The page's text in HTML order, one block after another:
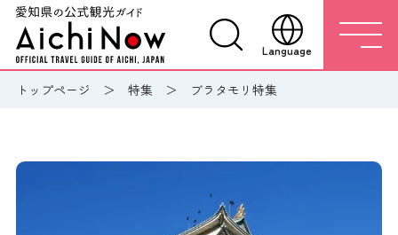
Language
トップページ 特集 ブラタモリ特集